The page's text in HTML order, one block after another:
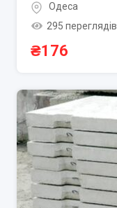
Одеса
295 переглядів
₴176